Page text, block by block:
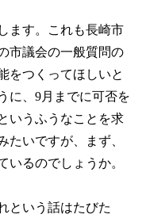
ます。これも長崎市
市議会の一般質問の
をつくってほしいと
に、9月までに可否を
いうふうなことを求
たいですが、まず、
いるのでしょうか。
という話はたびた